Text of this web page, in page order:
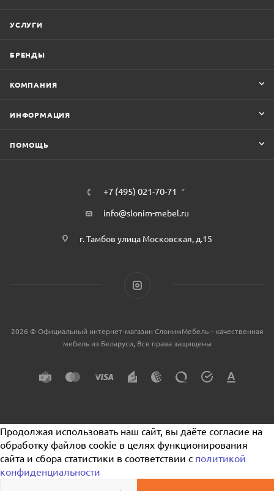
УСЛУГИ
БРЕНДЫ
КОМПАНИЯ
ИНФОРМАЦИЯ
ПОМОЩЬ
+7 (495) 021-70-71
info@slonim-mebel.ru
г. Тамбов улица Московская, д.15
2026 © Официальный интернет-магазин СлонимМебель – качественная
мебель из Беларуси, Все права защищены
Продолжая использовать наш сайт, вы даёте согласие на
обработку файлов cookie в целях функционирования
сайта и сбора статистики в соответствии с политикой
конфиденциальности